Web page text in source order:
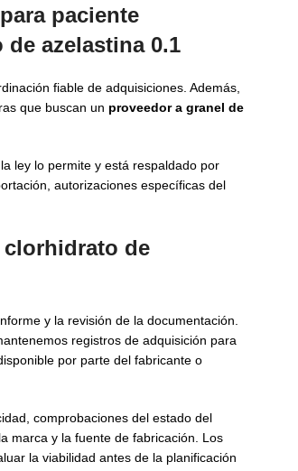
paciente
azelastina 0.1
fiable de adquisiciones. Además,
que buscan un proveedor a granel de
ley lo permite y está respaldado por
autorizaciones específicas del
clorhidrato de
y la revisión de la documentación.
registros de adquisición para
por parte del fabricante o
comprobaciones del estado del
marca y la fuente de fabricación. Los
la viabilidad antes de la planificación